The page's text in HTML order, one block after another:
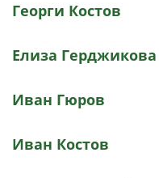
Георги Костов
Елиза Герджикова
Иван Гюров
Иван Костов